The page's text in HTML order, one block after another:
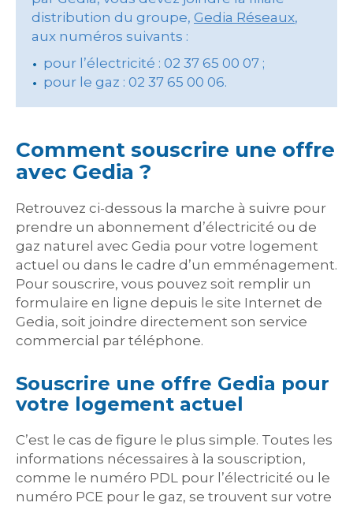
distribution du groupe, Gedia Réseaux,
aux numéros suivants :
pour l’électricité : 02 37 65 00 07 ;
pour le gaz : 02 37 65 00 06.
Comment souscrire une offre
avec Gedia ?
Retrouvez ci-dessous la marche à suivre pour
prendre un abonnement d’électricité ou de
gaz naturel avec Gedia pour votre logement
actuel ou dans le cadre d’un emménagement.
Pour souscrire, vous pouvez soit remplir un
formulaire en ligne depuis le site Internet de
Gedia, soit joindre directement son service
commercial par téléphone.
Souscrire une offre Gedia pour
votre logement actuel
C’est le cas de figure le plus simple. Toutes les
informations nécessaires à la souscription,
comme le numéro PDL pour l’électricité ou le
numéro PCE pour le gaz, se trouvent sur votre